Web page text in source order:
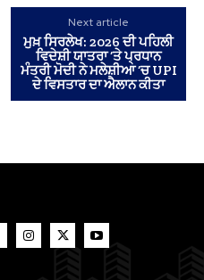
Next article
ਮੁਖ਼ ਸਿਰਲੇਖ: 2026 ਦੀ ਪਹਿਲੀ
ਵਿਦੇਸ਼ੀ ਯਾਤਰਾ ’ਤੇ ਪ੍ਰਧਾਨ
ਮੰਤਰੀ ਮੋਦੀ ਨੇ ਮਲੇਸ਼ੀਆ ’ਚ UPI
ਦੇ ਵਿਸਤਾਰ ਦਾ ਐਲਾਨ ਕੀਤਾ